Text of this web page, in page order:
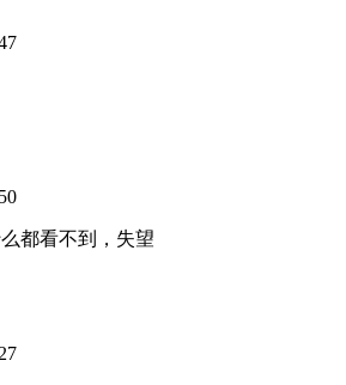
都看不到，失望